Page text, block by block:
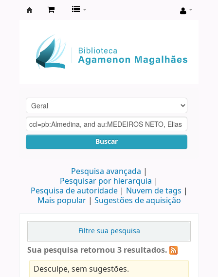
Agamenon
Magalhães
Buscar
Pesquisa avançada
Pesquisar por hierarquia
Pesquisa de autoridade
Nuvem de tags
Mais popular
Sugestões de aquisição
Filtre sua pesquisa
Sua pesquisa retornou 3 resultados.
Desculpe, sem sugestões.